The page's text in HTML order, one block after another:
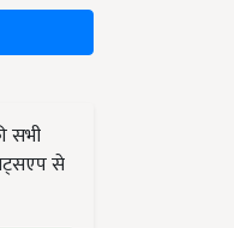
सभी
से